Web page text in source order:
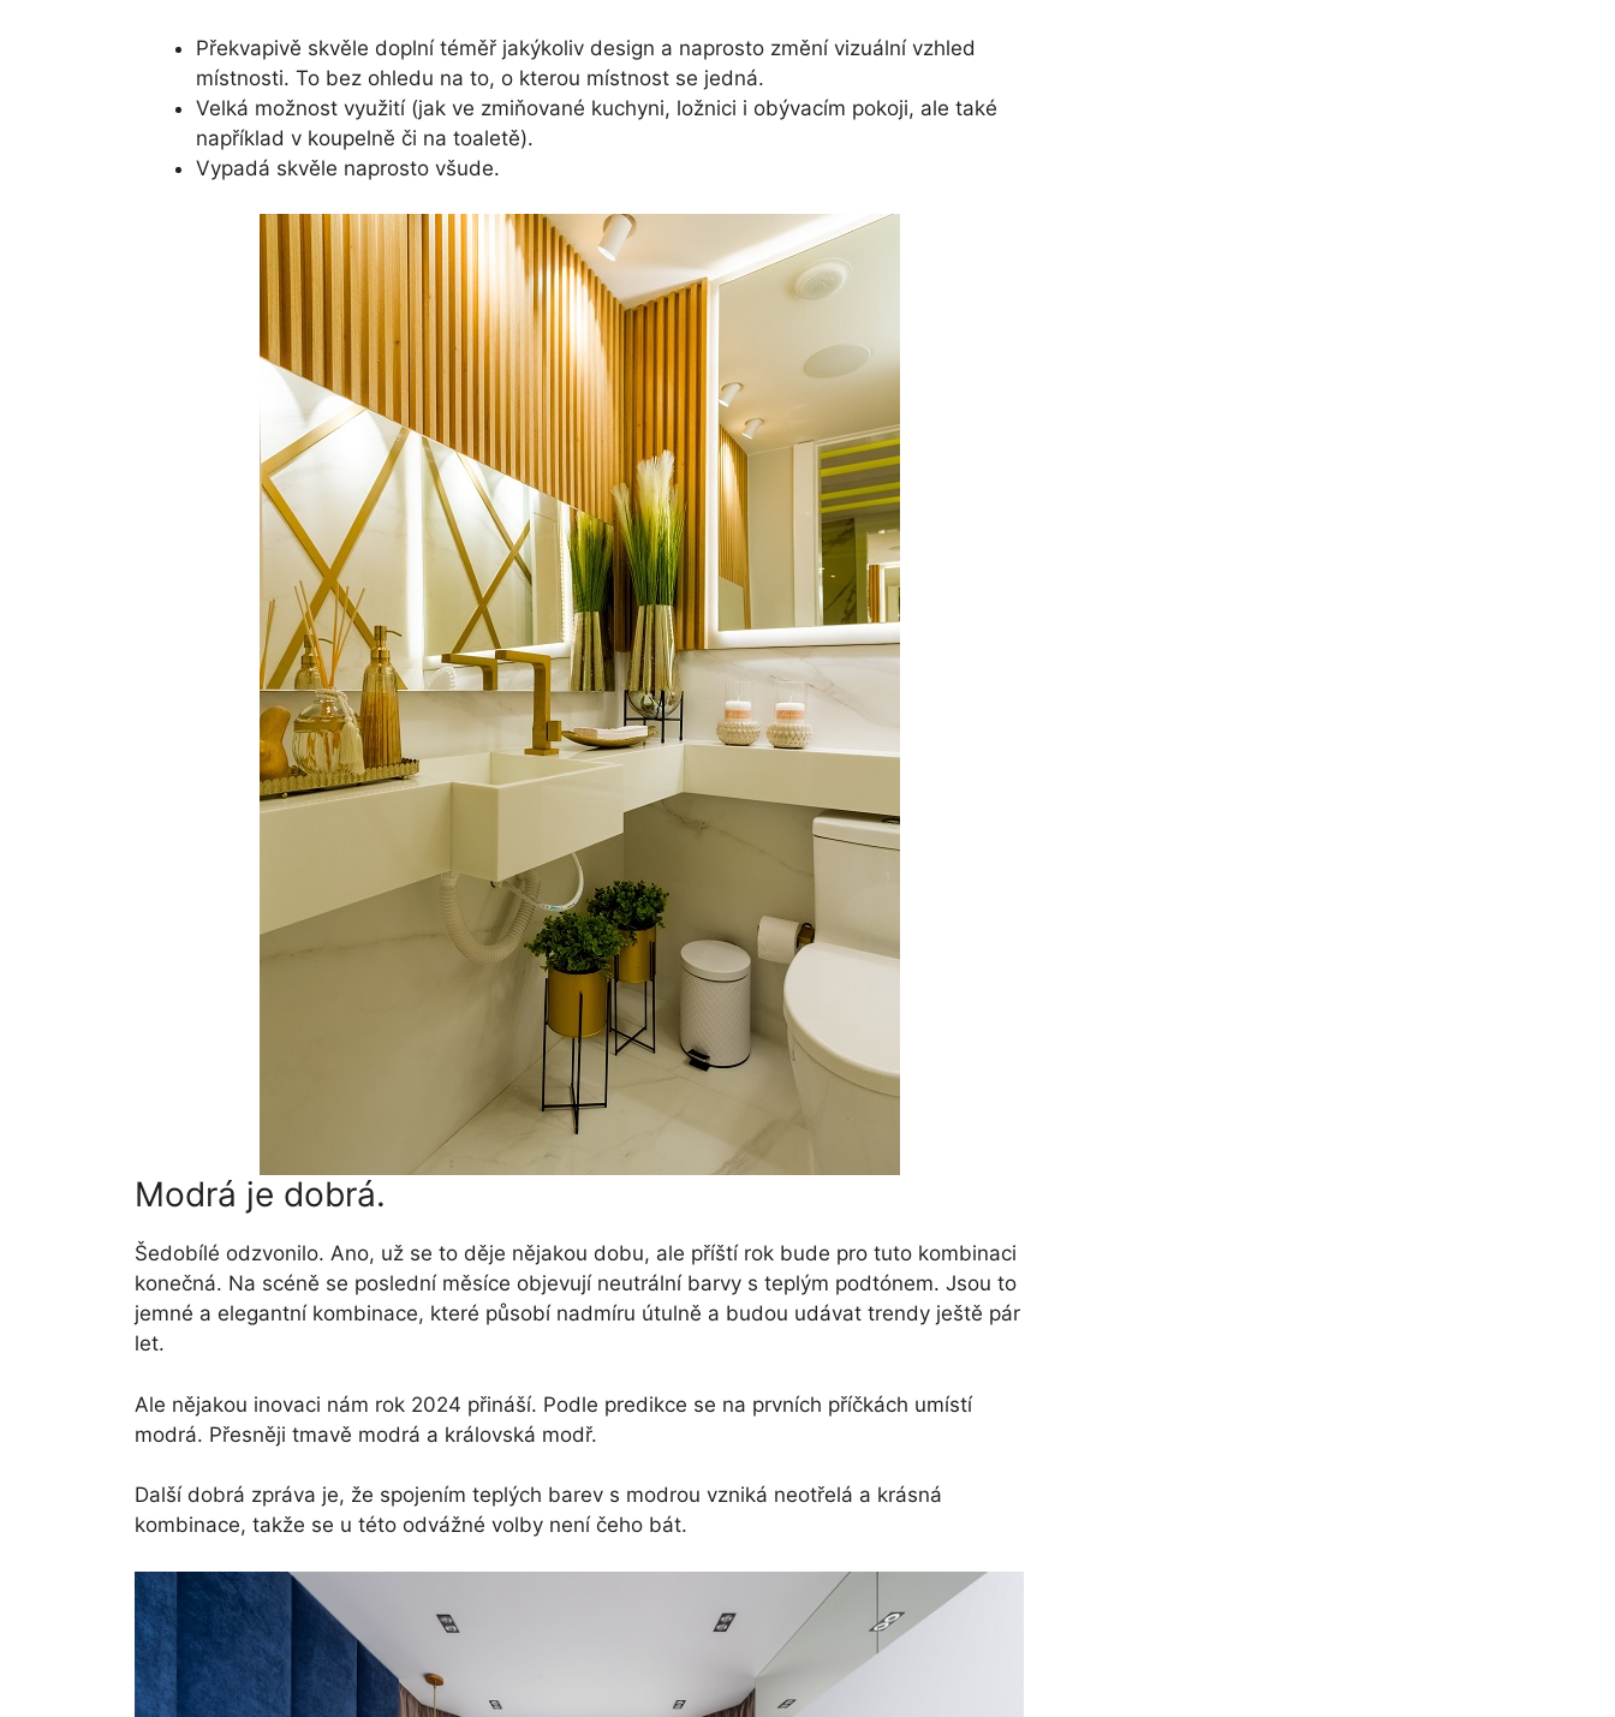
Překvapivě skvěle doplní téměř jakýkoliv design a naprosto změní vizuální vzhled
místnosti. To bez ohledu na to, o kterou místnost se jedná.
Velká možnost využití (jak ve zmiňované kuchyni, ložnici i obývacím pokoji, ale také
například v koupelně či na toaletě).
Vypadá skvěle naprosto všude.
Modrá je dobrá.
Šedobílé odzvonilo. Ano, už se to děje nějakou dobu, ale příští rok bude pro tuto kombinaci
konečná. Na scéně se poslední měsíce objevují neutrální barvy s teplým podtónem. Jsou to
jemné a elegantní kombinace, které působí nadmíru útulně a budou udávat trendy ještě pár
let.
Ale nějakou inovaci nám rok 2024 přináší. Podle predikce se na prvních příčkách umístí
modrá. Přesněji tmavě modrá a královská modř.
Další dobrá zpráva je, že spojením teplých barev s modrou vzniká neotřelá a krásná
kombinace, takže se u této odvážné volby není čeho bát.